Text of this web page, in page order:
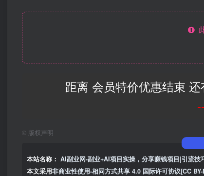
距离 会员特价优惠结束 还
© 版权声明
本站名称： AI副业网-副业+AI项目实操，分享赚钱项目|引流
本文采用非商业性使用-相同方式共享 4.0 国际许可协议[CC